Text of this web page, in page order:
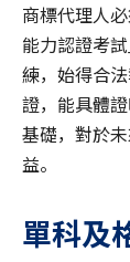
商標代理人
能力認證考
練，始得合
證，能具體
基礎，對於
益。
單科及